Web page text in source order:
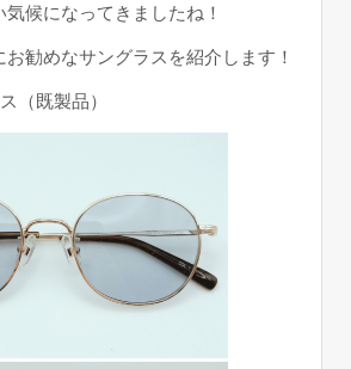
候になってきましたね！
勧めなサングラスを紹介します！
（既製品）